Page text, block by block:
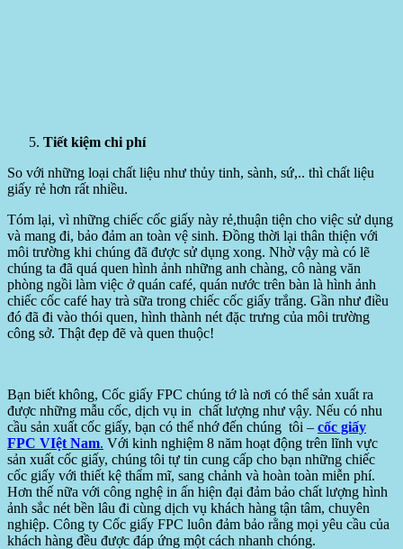
Tiết kiệm chi phí
So với những loại chất liệu như thủy tinh, sành, sứ,.. thì chất liệu
giấy rẻ hơn rất nhiều.
Tóm lại, vì những chiếc cốc giấy này rẻ,thuận tiện cho việc sử dụng
và mang đi, bảo đảm an toàn vệ sinh. Đồng thời lại thân thiện với
môi trường khi chúng đã được sử dụng xong. Nhờ vậy mà có lẽ
chúng ta đã quá quen hình ảnh những anh chàng, cô nàng văn
phòng ngồi làm việc ở quán café, quán nước trên bàn là hình ảnh
chiếc cốc café hay trà sữa trong chiếc cốc giấy trắng. Gần như điều
đó đã đi vào thói quen, hình thành nét đặc trưng của môi trường
công sở. Thật đẹp đẽ và quen thuộc!
Bạn biết không, Cốc giấy FPC chúng tớ là nơi có thể sản xuất ra
được những mẫu cốc, dịch vụ in chất lượng như vậy. Nếu có nhu
cầu sản xuất cốc giấy, bạn có thể nhớ đến chúng tôi – cốc giấy
FPC VIệt Nam. Với kinh nghiệm 8 năm hoạt động trên lĩnh vực
sản xuất cốc giấy, chúng tôi tự tin cung cấp cho bạn những chiếc
cốc giấy với thiết kệ thẩm mĩ, sang chảnh và hoàn toàn miễn phí.
Hơn thế nữa với công nghệ in ấn hiện đại đảm bảo chất lượng hình
ảnh sắc nét bền lâu đi cùng dịch vụ khách hàng tận tâm, chuyên
nghiệp. Công ty Cốc giấy FPC luôn đảm bảo rằng mọi yêu cầu của
khách hàng đều được đáp ứng một cách nhanh chóng.